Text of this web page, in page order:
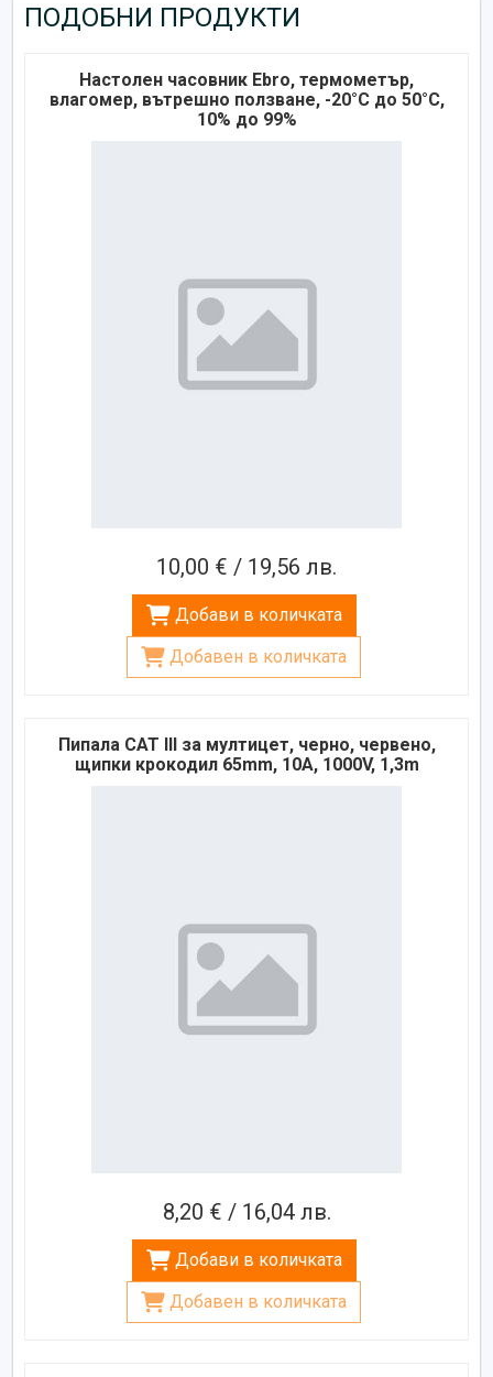
ПОДОБНИ ПРОДУКТИ
Настолен часовник Ebro, термометър,
влагомер, вътрешно ползване, -20°C до 50°C,
10% до 99%
10,00 € / 19,56 лв.
Добави в количката
Добавен в количката
Пипала CAT III за мултицет, черно, червено,
щипки крокодил 65mm, 10A, 1000V, 1,3m
8,20 € / 16,04 лв.
Добави в количката
Добавен в количката